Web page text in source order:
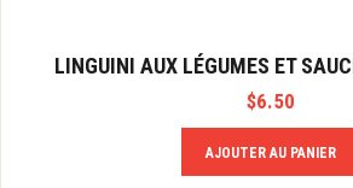
LINGUINI AUX LÉGUMES ET
$6.50
AJOUTER AU PANIER